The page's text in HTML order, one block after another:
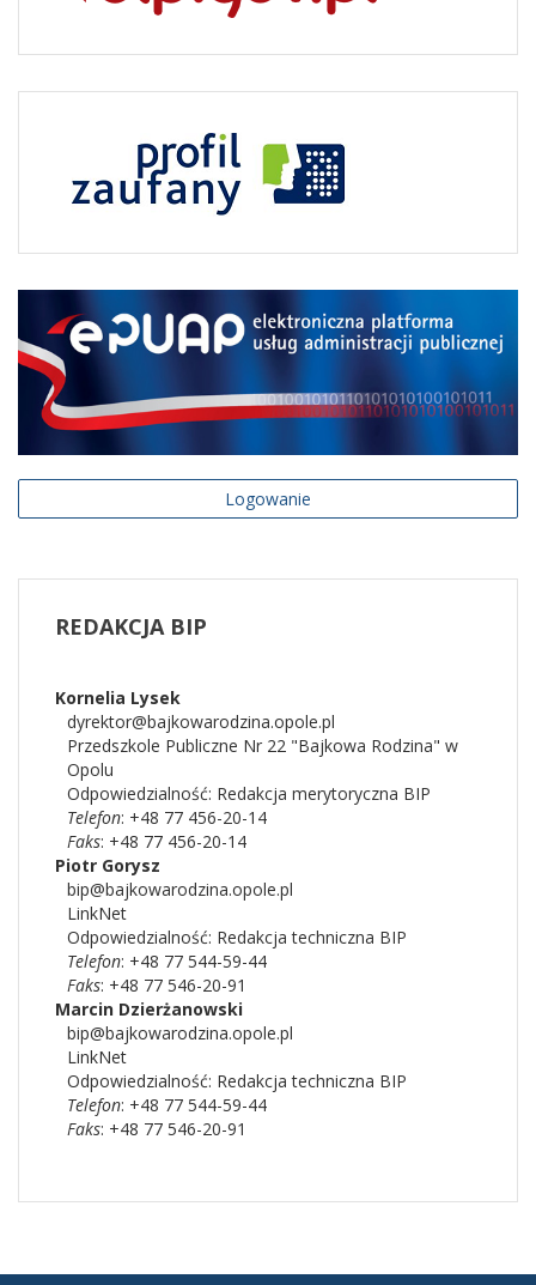
Logowanie
REDAKCJABIP
Kornelia Lysek
dyrektor@bajkowarodzina.opole.pl
Przedszkole Publiczne Nr 22 "Bajkowa Rodzina" w
Opolu
Odpowiedzialność: Redakcja merytoryczna BIP
Telefon: +48 77 456-20-14
Faks: +48 77 456-20-14
Piotr Gorysz
bip@bajkowarodzina.opole.pl
LinkNet
Odpowiedzialność: Redakcja techniczna BIP
Telefon: +48 77 544-59-44
Faks: +48 77 546-20-91
Marcin Dzierżanowski
bip@bajkowarodzina.opole.pl
LinkNet
Odpowiedzialność: Redakcja techniczna BIP
Telefon: +48 77 544-59-44
Faks: +48 77 546-20-91